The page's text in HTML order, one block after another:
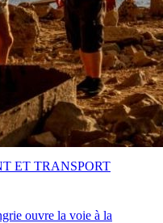
ouvre la voie à la
ET TRANSPORT